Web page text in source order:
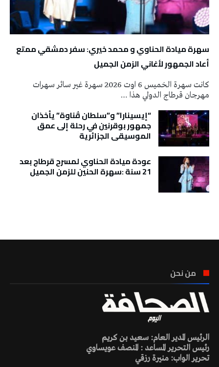
سهرة ميادة الحناوي و محمد خيري: سفر دمشقي ممتع
أعاد الجمهور لأغاني الزمن الجميل
كانت سهرة الخميس 6 اوت 2026 سهرة غير سائر سهرات
مهرجان قرطاج الدولي هذا …
“إيسينارا” و”سلطان ڤناوة” يأخذان
جمهور بوقرنين في رحلة إلى عمق
الموسيقى الجزائرية
عودة ميادة الحناوي لمسرح قرطاج بعد
21 سنة :سهرة الحنين للزمن الجميل
من نحن
الرئيس المدير العام: سعيد بن كريم
رئيس التحرير المساعد : المنصف عويساوي
تحرير الواب: منيرة رزقي